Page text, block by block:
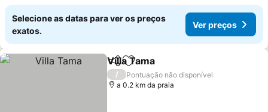
Selecione as datas para ver os preços
exatos.
Ver preços
PartilharAdicionar aos favoritos
Villa Tama
/
Pontuação não disponível
a 0.2 km da praia